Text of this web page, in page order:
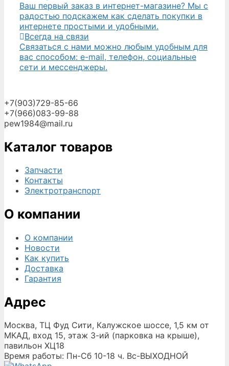
Ваш первый заказ в интернет-магазине? Мы с
радостью подскажем как сделать покупки в
интернете простыми и удобными.
Всегда на связи
Связаться с нами можно любым удобным для
вас способом: e-mail, телефон, социальные
сети и мессенджеры.
+7(903)729-85-66
+7(966)083-99-88
pew1984@mail.ru
Каталог товаров
Запчасти
Контакты
Электротранспорт
О компании
О компании
Новости
Как купить
Доставка
Гарантия
Адрес
Москва, ТЦ Фуд Сити, Калужское шоссе, 1,5 км от
МКАД, вход 15, этаж 3-ий (парковка на крыше),
павильон ХЦ18
Время работы: Пн-Сб 10-18 ч. Вс-ВЫХОДНОЙ